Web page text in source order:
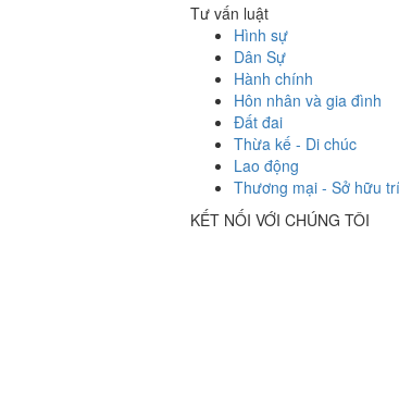
Tư vấn luật
Hình sự
Dân Sự
Hành chính
Hôn nhân và gia đình
Đất đai
Thừa kế - Di chúc
Lao động
Thương mại - Sở hữu
KẾT NỐI VỚI CHÚNG TÔI